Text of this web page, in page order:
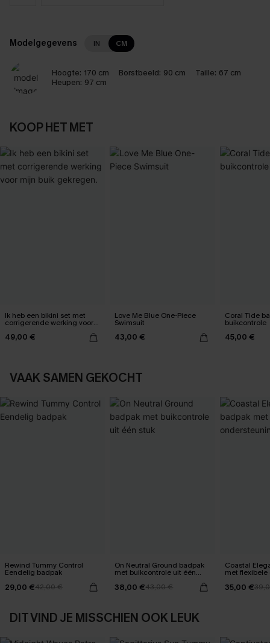
Modelgegevens IN CM
Hoogte: 170 cm Borstbeeld: 90 cm Taille: 67 cm
Heupen: 97 cm
KOOP HET MET
Ik heb een bikini set met
corrigerende werking voor
mijn buik gekregen.
49,00 €
Love Me Blue One-Piece
Swimsuit
43,00 €
Coral Tide
buikcontrole
45,00 €
VAAK SAMEN GEKOCHT
Rewind Tummy Control
Eendelig badpak
29,00 €42,00 €
On Neutral Ground badpak
met buikcontrole uit één
38,00 €43,00 €
Coastal
met
35,00 €
DIT VIND JE MISSCHIEN OOK LEUK